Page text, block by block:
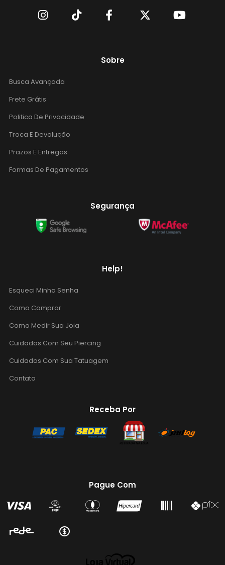
Sobre
Busca Avançada
Frete Grátis
Politica De Privacidade
Troca E Devolução
Prazos E Entregas
Formas De Pagamentos
Segurança
Help!
Esqueci Minha Senha
Como Comprar
Como Medir Sua Joia
Cuidados Com Seu Piercing
Cuidados Com Sua Tatuagem
Contato
Receba Por
Pague Com